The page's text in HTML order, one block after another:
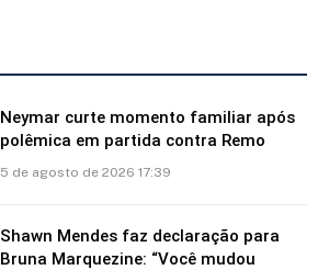
Neymar curte momento familiar após
polêmica em partida contra Remo
5 de agosto de 2026 17:39
Shawn Mendes faz declaração para
Bruna Marquezine: “Você mudou